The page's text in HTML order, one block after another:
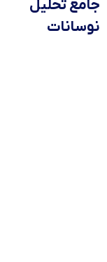
جامع تحلیل
نوسانات